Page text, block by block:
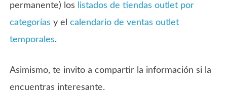
permanente) los
listados de tiendas outlet por
categorías y elcalendario de ventas outlet
temporales.
Asimismo, te invito a compartir la información si la
encuentras interesante.